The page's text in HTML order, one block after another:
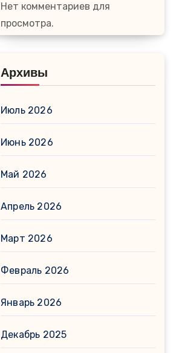
Нет комментариев для
просмотра.
Архивы
Июль 2026
Июнь 2026
Май 2026
Апрель 2026
Март 2026
Февраль 2026
Январь 2026
Декабрь 2025